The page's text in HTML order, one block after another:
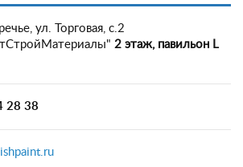
ул. Торговая, с.2
2 этаж, павильон L
28 38